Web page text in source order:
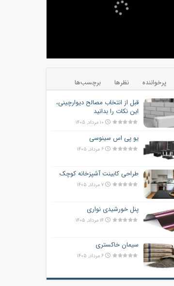
پرخواننده نظرها
برچسب‌ها
قبل از انتخاب مصالح دیوارچینی،
این نکات را بدانید
۱۰ مرداد, ۱۴۰۵
یو پی اس سینوسی
۶ مرداد, ۱۴۰۵
طراحی کابینت آشپزخانه کوچک
۷ مرداد, ۱۴۰۵
پنل خورشیدی نواری
۱۴ مرداد, ۱۴۰۵
سیمان خاکستری
۶ مرداد, ۱۴۰۵